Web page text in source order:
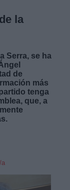
la
Serra, se ha
de
más
tenga
que, a
a